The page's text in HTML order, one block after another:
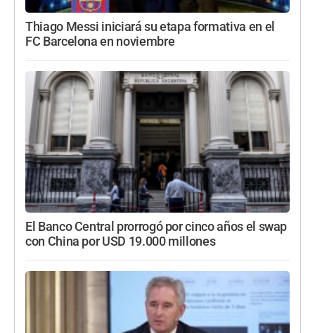
Thiago Messi iniciará su etapa formativa en el
FC Barcelona en noviembre
El Banco Central prorrogó por cinco años el swap
con China por USD 19.000 millones